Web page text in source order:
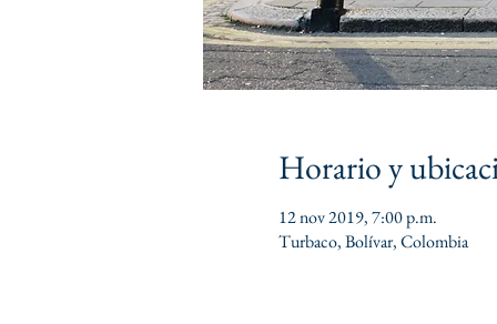
Horario y
12 nov 2019, 7:00 p.m.
Turbaco, Bolívar, Colombia